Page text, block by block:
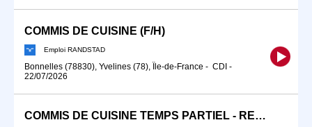
COMMIS DE CUISINE (F/H)
Emploi RANDSTAD
Bonnelles (78830), Yvelines (78), Île-de-France - CDI -
22/07/2026
COMMIS DE CUISINE TEMPS PARTIEL - RESTAURATION RAPIDE (F/H)